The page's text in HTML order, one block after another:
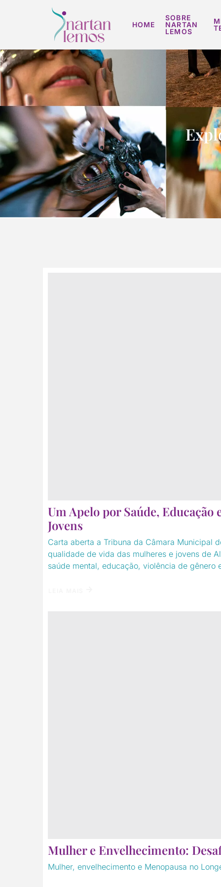
HOME
SOBRE
NARTAN
LEMOS
Um Apelo por Saúde,
Jovens
Carta aberta a Tribuna da Câmara Municipal
qualidade de vida das mulheres e jovens de
saúde mental, educação, violência de gênero
Mulher e Envelhecimento:
Mulher, envelhecimento e Menopausa no